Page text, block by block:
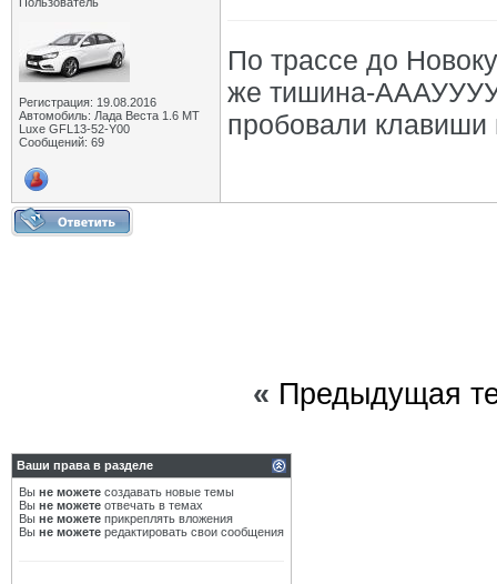
Регистрация: 19.08.2016
Автомобиль: Лада Веста 1.6 MT
Luxe GFL13-52-Y00
Сообщений: 69
По трассе до
же тишина-
пробовали клавиши
« Предыдущая
Ваши права в разделе
Вы не можете создавать новые темы
Вы не можете отвечать в темах
Вы не можете прикреплять вложения
Вы не можете редактировать свои сообщения